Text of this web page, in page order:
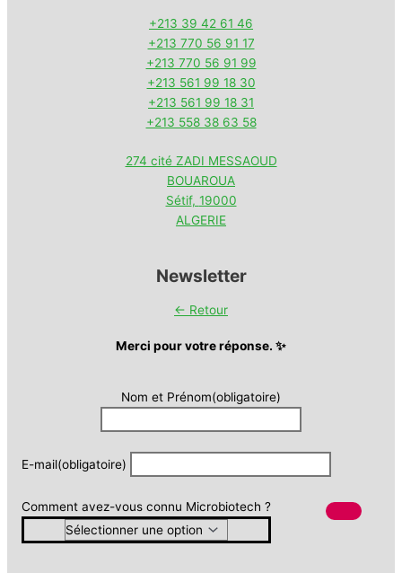
+213 39 42 61 46
+213 770 56 91 17
+213 770 56 91 99
+213 561 99 18 30
+213 561 99 18 31
+213 558 38 63 58
274 cité ZADI MESSAOUD
BOUAROUA
Sétif, 19000
ALGERIE
Newsletter
← Retour
Merci pour votre réponse. ✨
Nom et Prénom(obligatoire)
E-mail(obligatoire)
Comment avez-vous connu Microbiotech ?